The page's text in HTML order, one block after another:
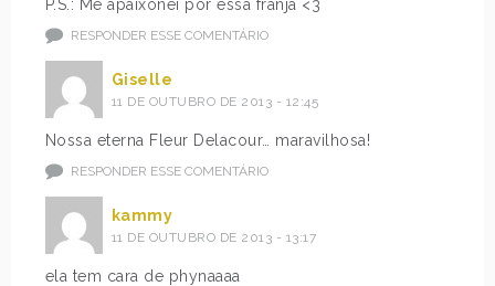
P.S.: Me apaixonei por essa franja <3
RESPONDER ESSE COMENTÁRIO
Giselle
11 DE OUTUBRO DE 2013 - 12:45
Nossa eterna Fleur Delacour… maravilhosa!
RESPONDER ESSE COMENTÁRIO
kammy
11 DE OUTUBRO DE 2013 - 13:17
ela tem cara de phynaaaa